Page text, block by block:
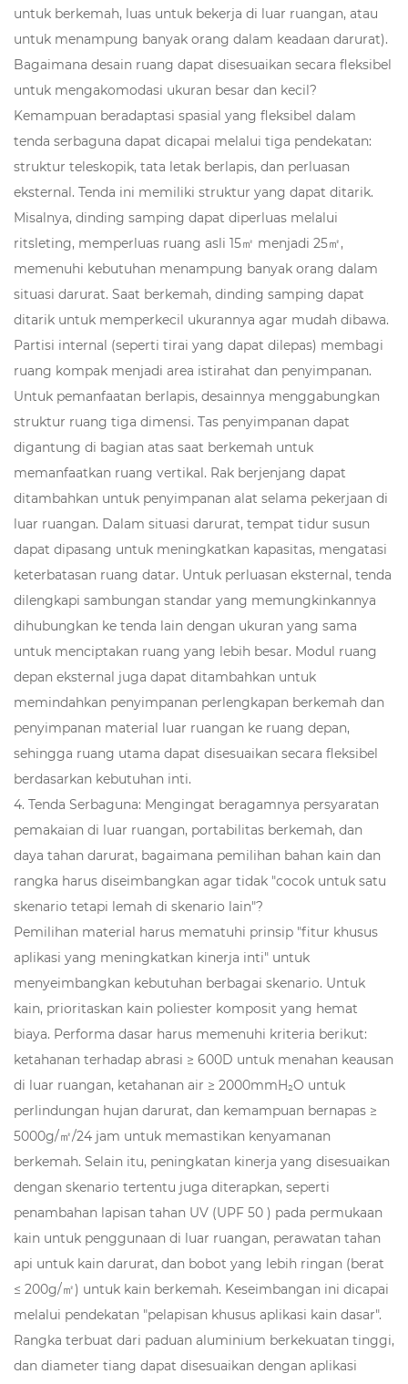
untuk berkemah, luas untuk bekerja di luar ruangan, atau
untuk menampung banyak orang dalam keadaan darurat).
Bagaimana desain ruang dapat disesuaikan secara fleksibel
untuk mengakomodasi ukuran besar dan kecil?
Kemampuan beradaptasi spasial yang fleksibel dalam
tenda serbaguna dapat dicapai melalui tiga pendekatan:
struktur teleskopik, tata letak berlapis, dan perluasan
eksternal. Tenda ini memiliki struktur yang dapat ditarik.
Misalnya, dinding samping dapat diperluas melalui
ritsleting, memperluas ruang asli 15㎡ menjadi 25㎡,
memenuhi kebutuhan menampung banyak orang dalam
situasi darurat. Saat berkemah, dinding samping dapat
ditarik untuk memperkecil ukurannya agar mudah dibawa.
Partisi internal (seperti tirai yang dapat dilepas) membagi
ruang kompak menjadi area istirahat dan penyimpanan.
Untuk pemanfaatan berlapis, desainnya menggabungkan
struktur ruang tiga dimensi. Tas penyimpanan dapat
digantung di bagian atas saat berkemah untuk
memanfaatkan ruang vertikal. Rak berjenjang dapat
ditambahkan untuk penyimpanan alat selama pekerjaan di
luar ruangan. Dalam situasi darurat, tempat tidur susun
dapat dipasang untuk meningkatkan kapasitas, mengatasi
keterbatasan ruang datar. Untuk perluasan eksternal, tenda
dilengkapi sambungan standar yang memungkinkannya
dihubungkan ke tenda lain dengan ukuran yang sama
untuk menciptakan ruang yang lebih besar. Modul ruang
depan eksternal juga dapat ditambahkan untuk
memindahkan penyimpanan perlengkapan berkemah dan
penyimpanan material luar ruangan ke ruang depan,
sehingga ruang utama dapat disesuaikan secara fleksibel
berdasarkan kebutuhan inti.
4. Tenda Serbaguna: Mengingat beragamnya persyaratan
pemakaian di luar ruangan, portabilitas berkemah, dan
daya tahan darurat, bagaimana pemilihan bahan kain dan
rangka harus diseimbangkan agar tidak "cocok untuk satu
skenario tetapi lemah di skenario lain"?
Pemilihan material harus mematuhi prinsip "fitur khusus
aplikasi yang meningkatkan kinerja inti" untuk
menyeimbangkan kebutuhan berbagai skenario. Untuk
kain, prioritaskan kain poliester komposit yang hemat
biaya. Performa dasar harus memenuhi kriteria berikut:
ketahanan terhadap abrasi ≥ 600D untuk menahan keausan
di luar ruangan, ketahanan air ≥ 2000mmH₂O untuk
perlindungan hujan darurat, dan kemampuan bernapas ≥
5000g/㎡/24 jam untuk memastikan kenyamanan
berkemah. Selain itu, peningkatan kinerja yang disesuaikan
dengan skenario tertentu juga diterapkan, seperti
penambahan lapisan tahan UV (UPF 50 ) pada permukaan
kain untuk penggunaan di luar ruangan, perawatan tahan
api untuk kain darurat, dan bobot yang lebih ringan (berat
≤ 200g/㎡) untuk kain berkemah. Keseimbangan ini dicapai
melalui pendekatan "pelapisan khusus aplikasi kain dasar".
Rangka terbuat dari paduan aluminium berkekuatan tinggi,
dan diameter tiang dapat disesuaikan dengan aplikasi